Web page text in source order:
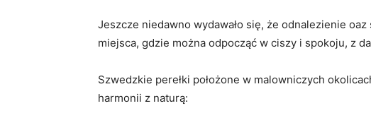
Jeszcze niedawno wydawało się, że odnalezienie
miejsca, gdzie można odpocząć w ciszy i spokoju, z
Szwedzkie perełki położone w malowniczych
harmonii z naturą: